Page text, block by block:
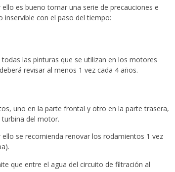
es bueno tomar una serie de precauciones e
con el paso del tiempo:
las pinturas que se utilizan en los motores
revisar al menos 1 vez cada 4 años.
uno en la parte frontal y otro en la parte trasera,
del motor.
se recomienda renovar los rodamientos 1 vez
que entre el agua del circuito de filtración al